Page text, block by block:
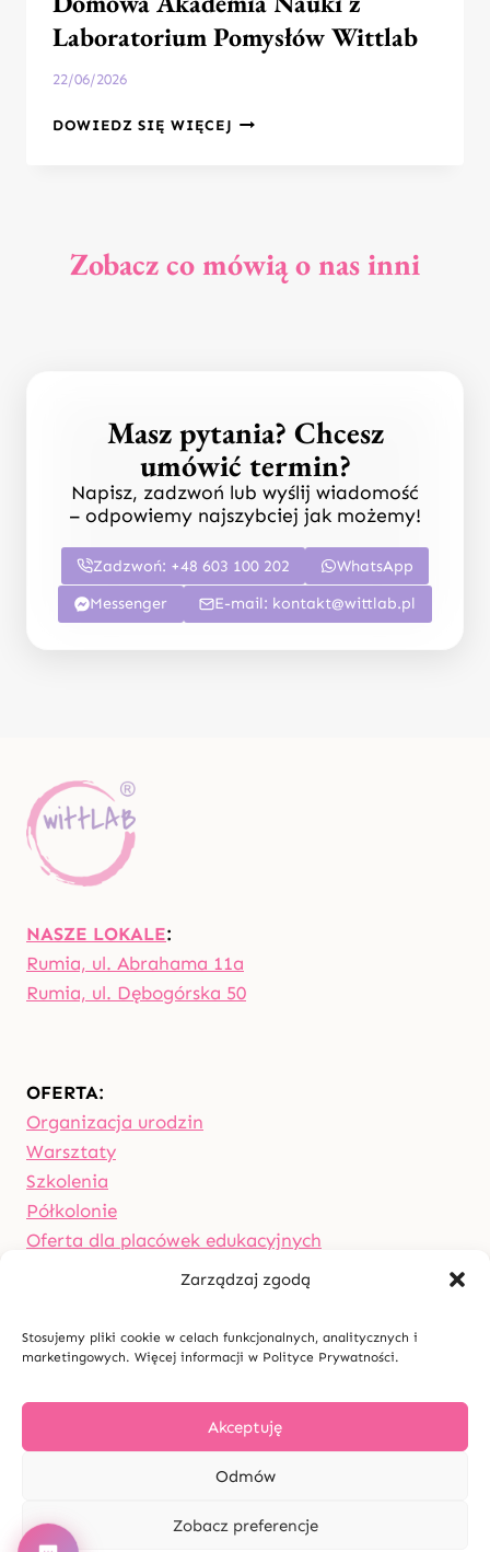
Zarządzaj zgodą
Stosujemy pliki cookie w celach funkcjonalnych, analitycznych i
marketingowych. Więcej informacji w Polityce Prywatności.
Akceptuję
Odmów
Zobacz preferencje
Laboratorium Pomysłów Wittlab
22/06/2026
DOWIEDZ SIĘ WIĘCEJ 10
NAUKI
Z
Zobacz co mówią o nas inni
Masz pytania? Chcesz
umówić termin?
Napisz, zadzwoń lub wyślij wiadomość
– odpowiemy najszybciej jak możemy!
Zadzwoń: +48 603 100 202
WhatsApp
Messenger
E-mail: kontakt@wittlab.pl
NASZE LOKALE:
Rumia, ul. Abrahama 11a
Rumia, ul. Dębogórska 50
OFERTA:
Organizacja urodzin
Warsztaty
Szkolenia
Półkolonie
Oferta dla placówek edukacyjnych
INFORMACJE:
Częste pytania
Polityka prywatności
© 2026 WittLab® Rumia | Urodziny i warsztaty
dla dzieci , Szkolenia dla dorosłych | Realizacja: